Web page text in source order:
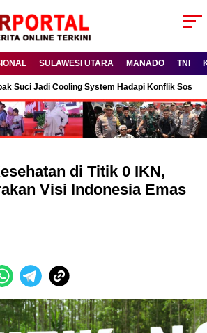
SULAWESI UTARA MANADO TNI
Suci Jadi Cooling System Hadapi Konflik Sosial
di Titik 0 IKN,
Visi Indonesia Emas